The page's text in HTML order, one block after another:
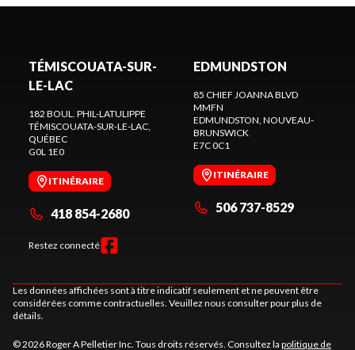
TÉMISCOUATA-SUR-
LE-LAC
182 BOUL. PHIL-LATULIPPE
TÉMISCOUATA-SUR-LE-LAC,
QUÉBEC
G0L 1E0
ITINÉRAIRE
418 854-2680
Restez connecté
EDMUNDSTON
85 CHIEF JOANNA BLVD
MMFN
EDMUNDSTON, NOUVEAU-
BRUNSWICK
E7C 0C1
ITINÉRAIRE
506 737-8529
Les données affichées sont à titre indicatif seulement et ne peuvent être
considérées comme contractuelles. Veuillez nous consulter pour plus de
détails.
© 2026 Roger A Pelletier Inc. Tous droits réservés. Consultez la politique de